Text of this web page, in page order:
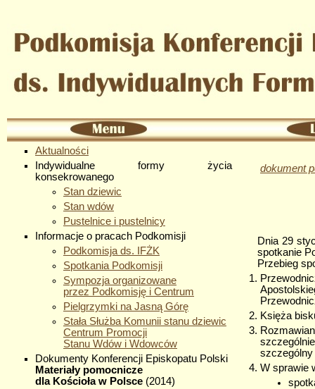
Aktualności
Indywidualne formy życia
konsekrowanego
Stan dziewic
Stan wdów
Pustelnice i pustelnicy
Informacje o pracach Podkomisji
Podkomisja ds. IFŻK
Spotkania Podkomisji
Sympozja organizowane
przez Podkomisję i Centrum
Pielgrzymki na Jasną Górę
Stała Służba Komunii stanu dziewic
Centrum Promocji
Stanu Wdów i Wdowców
Dokumenty Konferencji Episkopatu Polski
Materiały pomocnicze
dla Kościoła w Polsce (2014)
dokument
Dnia 29
spotkanie
Przebieg
Księża
szczególny
W sprawie